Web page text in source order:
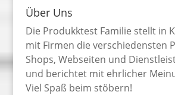
Über Uns
Die Produkktest Familie stellt in
mit Firmen die verschiedensten
Shops, Webseiten und
und berichtet mit ehrlicher
Viel Spaß beim stöbern!